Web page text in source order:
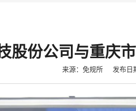
股份公司与重庆
来源：免规所 发布日